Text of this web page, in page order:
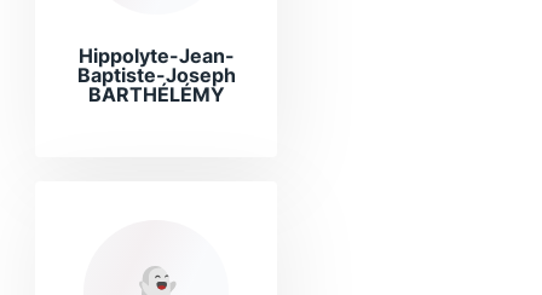
Hippolyte-Jean-
Baptiste-Joseph
BARTHÉLÉMY